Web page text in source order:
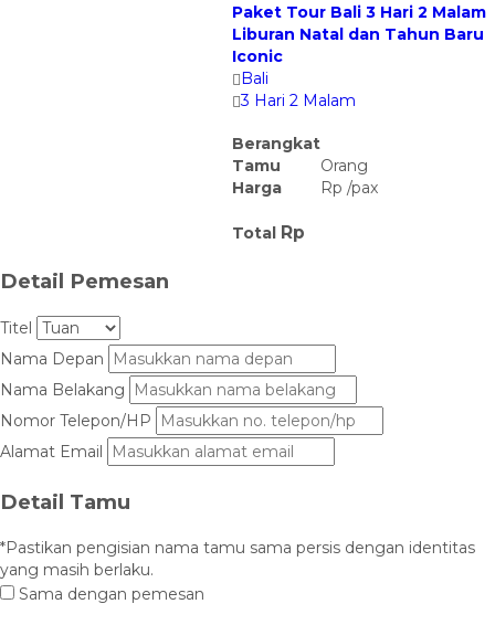
Paket Tour Bali 3 Hari 2 Malam
Liburan Natal dan Tahun Baru
Iconic
Bali
3 Hari 2 Malam
Berangkat
Tamu
Orang
Harga
Rp /pax
Total Rp
Detail Pemesan
Titel
Nama Depan
Nama Belakang
Nomor Telepon/HP
Alamat Email
Detail Tamu
*Pastikan pengisian nama tamu sama persis dengan identitas
yang masih berlaku.
Sama dengan pemesan